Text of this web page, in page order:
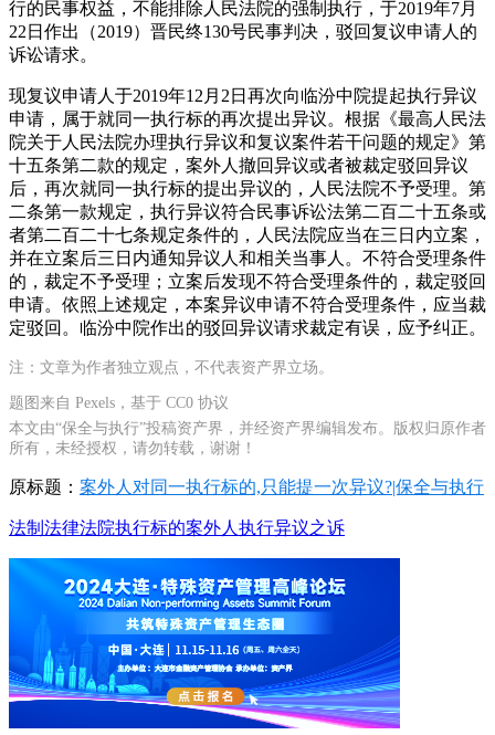
行的民事权益，不能排除人民法院的强制执行，于2019年7月
22日作出（2019）晋民终130号民事判决，驳回复议申请人的
诉讼请求。
现复议申请人于2019年12月2日再次向临汾中院提起执行异议
申请，属于就同一执行标的再次提出异议。根据《最高人民法
院关于人民法院办理执行异议和复议案件若干问题的规定》第
十五条第二款的规定，案外人撤回异议或者被裁定驳回异议
后，再次就同一执行标的提出异议的，人民法院不予受理。第
二条第一款规定，执行异议符合民事诉讼法第二百二十五条或
者第二百二十七条规定条件的，人民法院应当在三日内立案，
并在立案后三日内通知异议人和相关当事人。不符合受理条件
的，裁定不予受理；立案后发现不符合受理条件的，裁定驳回
申请。依照上述规定，本案异议申请不符合受理条件，应当裁
定驳回。临汾中院作出的驳回异议请求裁定有误，应予纠正。
注：文章为作者独立观点，不代表资产界立场。
题图来自 Pexels，基于 CC0 协议
本文由“保全与执行”投稿资产界，并经资产界编辑发布。版权归原作者
所有，未经授权，请勿转载，谢谢！
原标题： 案外人对同一执行标的,只能提一次异议?|保全与执行
法制 法律法院执行标的案外人执行异议之诉